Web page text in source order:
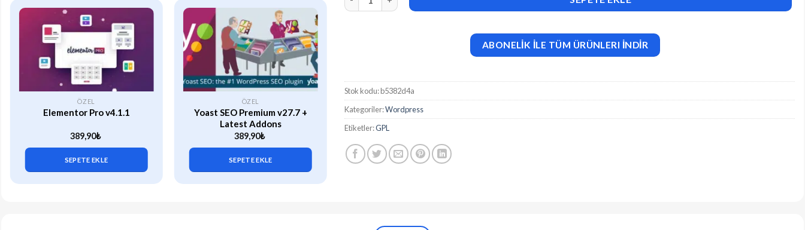
ÖZEL
Elementor Pro v4.1.1
389,90₺
SEPETE EKLE
ÖZEL
Yoast SEO Premium v27.7 +
Latest Addons
389,90₺
SEPETE EKLE
ÖZEL
WP Rocket (v3.21.2) Caching
Plugin for WordPress
SEPETE EKLE
ABONELİK İLE TÜM ÜRÜNLERI İNDİR
Stok kodu:b5382d4a
Kategoriler:Wordpress
Etiketler:GPL